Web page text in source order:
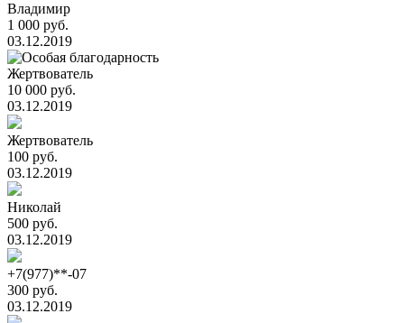
Владимир
1 000 руб.
03.12.2019
Жертвователь
10 000 руб.
03.12.2019
Жертвователь
100 руб.
03.12.2019
Николай
500 руб.
03.12.2019
+7(977)**-07
300 руб.
03.12.2019